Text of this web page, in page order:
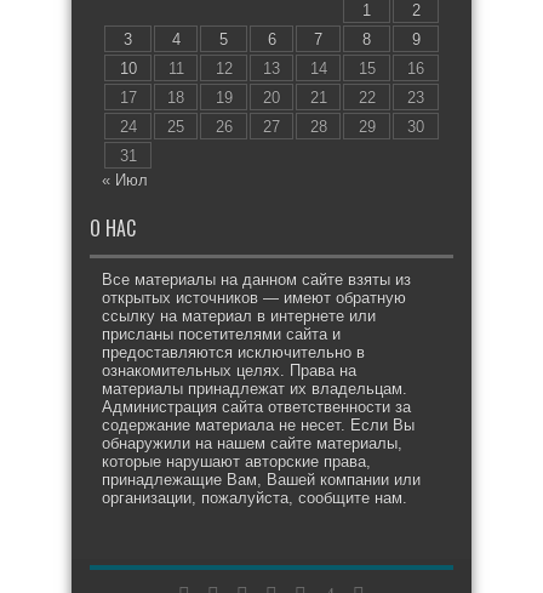
1
2
3
4 5 6 7 8
9
10
11 12 13 14 15
16
17
18 19 20 21 22
23
24
25 26 27 28 29
30
31
« Июл
О НАС
Все материалы на данном сайте взяты из
открытых источников — имеют обратную
ссылку на материал в интернете или
присланы посетителями сайта и
предоставляются исключительно в
ознакомительных целях. Права на
материалы принадлежат их владельцам.
Администрация сайта ответственности за
содержание материала не несет. Если Вы
обнаружили на нашем сайте материалы,
которые нарушают авторские права,
принадлежащие Вам, Вашей компании или
организации, пожалуйста, сообщите нам.